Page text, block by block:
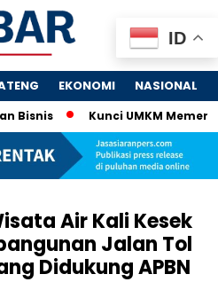
EKONOMI NASIONAL
Kunci UMKM
Air Kali Kesek
Jalan Tol
Didukung APBN
ID